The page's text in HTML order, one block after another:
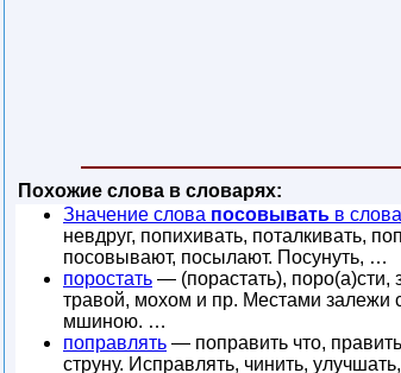
Похожие слова в словарях:
Значение слова посовывать в
невдруг, попихивать, поталкивать,
посовывают, посылают. Посунуть, …
поростать — (порастать), поро(а)сти,
травой, мохом и пр. Местами залежи
мшиною. …
поправлять — поправить что,
струну. Исправлять, чинить,